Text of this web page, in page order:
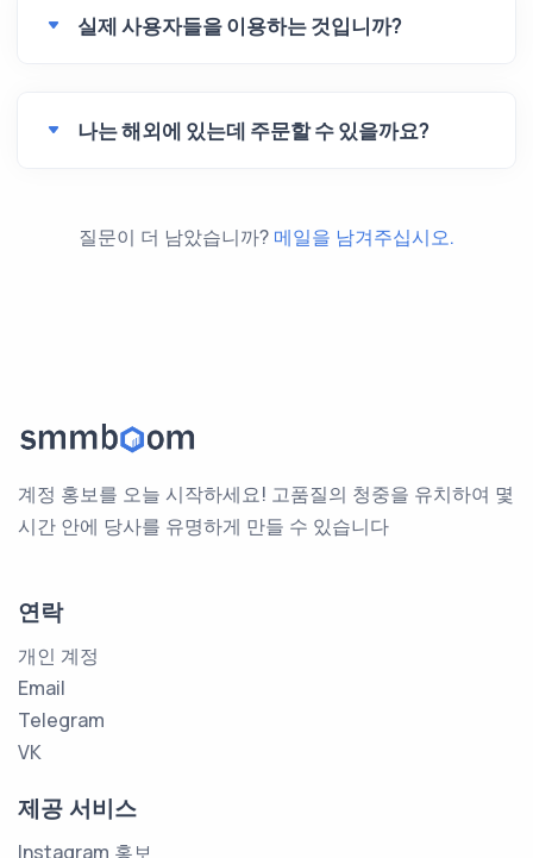
실제 사용자들을 이용하는 것입니까?
나는 해외에 있는데 주문할 수 있을까요?
질문이 더 남았습니까? 메일을 남겨주십시오.
계정 홍보를 오늘 시작하세요! 고품질의 청중을 유치하여 몇
시간 안에 당사를 유명하게 만들 수 있습니다
연락
개인 계정
Email
Telegram
VK
제공 서비스
Instagram 홍보